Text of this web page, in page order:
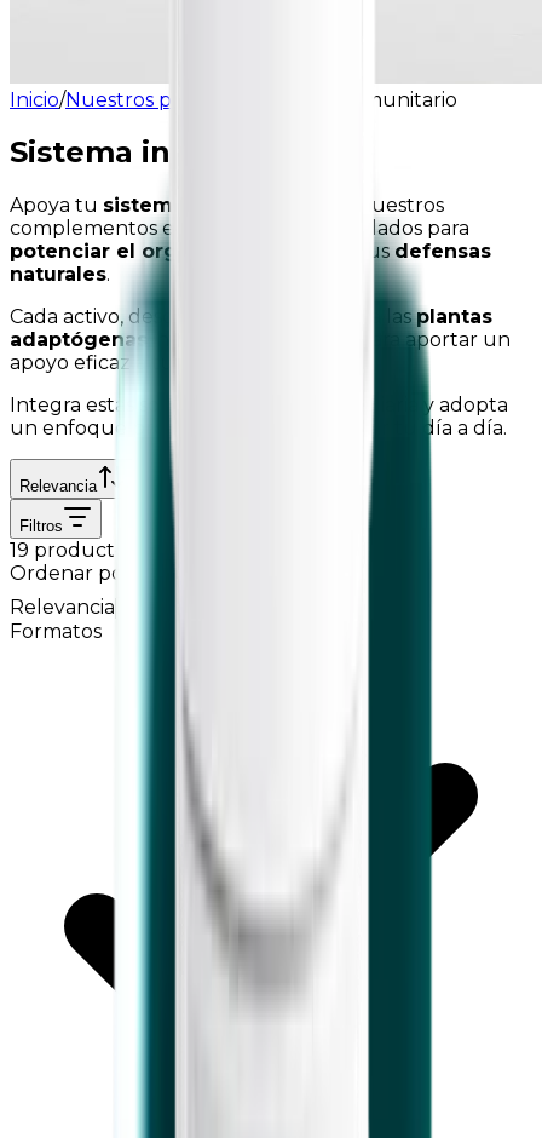
Inicio/Nuestros productos Sistema inmunitario
Sistema inmunitario
Apoya tu sistema inmunitario
con nuestros
complementos especialmente formulados para
potenciar el organismo
y reforzar tusdefensas
naturales.
Cada activo, desde las
hasta lasplantas
adaptógenas
, ha sido seleccionado para aportar un
apoyo eficaz a tu salud global.
Integra estas soluciones en tu rutina diaria y adopta
un enfoque proactivo para transformar tu día a día.
Relevancia
Filtros
19 productos
Ordenar por
Relevancia
Formatos